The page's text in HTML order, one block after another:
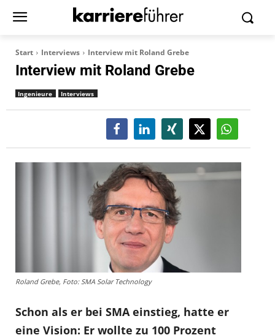
Start Interviews Interview mit Roland Grebe
Interview mit Roland Grebe
Ingenieure Interviews
Roland Grebe, Foto: SMA Solar Technology
Schon als er bei SMA einstieg, hatte er
eine Vision: Er wollte zu 100 Prozent